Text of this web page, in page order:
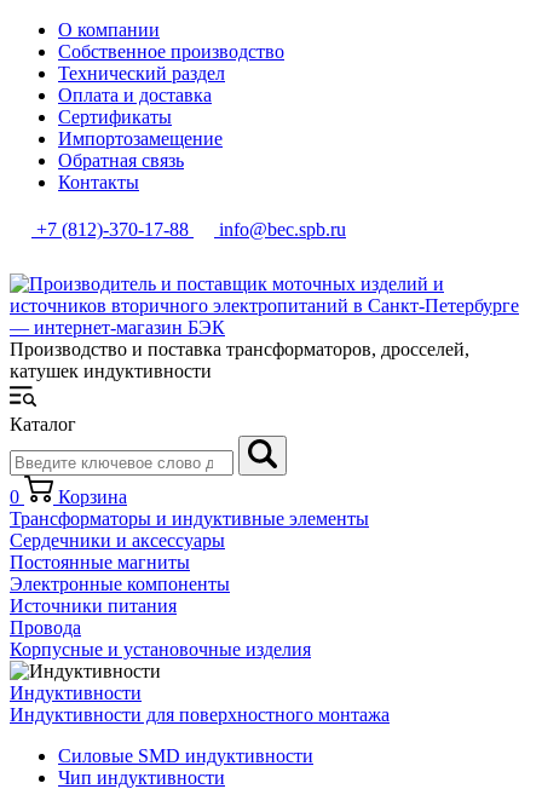
О компании
Собственное производство
Технический раздел
Оплата и доставка
Сертификаты
Импортозамещение
Обратная связь
Контакты
+7 (812)-370-17-88 info@bec.spb.ru
Производство и поставка трансформаторов, дросселей,
катушек индуктивности
Каталог
0
Корзина
Трансформаторы и индуктивные элементы
Сердечники и аксессуары
Постоянные магниты
Электронные компоненты
Источники питания
Провода
Корпусные и установочные изделия
Индуктивности
Индуктивности для поверхностного монтажа
Силовые SMD индуктивности
Чип индуктивности